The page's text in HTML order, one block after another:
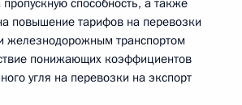
способность, а также
повышение тарифов на перевозки
железнодорожным транспортом
понижающих коэффициентов
угля на перевозки на экспорт